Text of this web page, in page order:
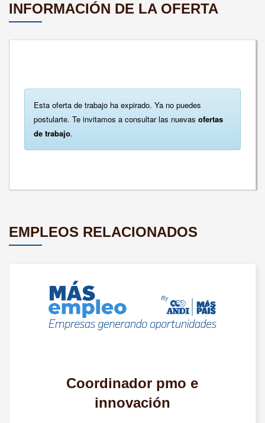
INFORMACIÓN DE LA OFERTA
Esta oferta de trabajo ha expirado. Ya no puedes
postularte. Te invitamos a consultar las nuevas ofertas
de trabajo.
EMPLEOS RELACIONADOS
Coordinador pmo e
innovación